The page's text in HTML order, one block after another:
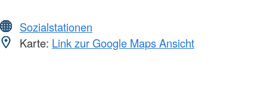
Sozialstationen
Karte: Link zur Google Maps Ansicht